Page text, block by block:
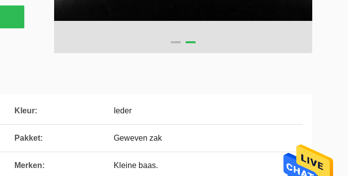
Kleur: Ieder
Pakket: Geweven zak
Merken: Kleine baas.